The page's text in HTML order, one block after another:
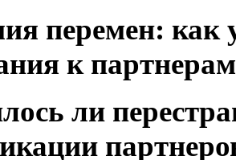
перемен: как
к партнерам
ли